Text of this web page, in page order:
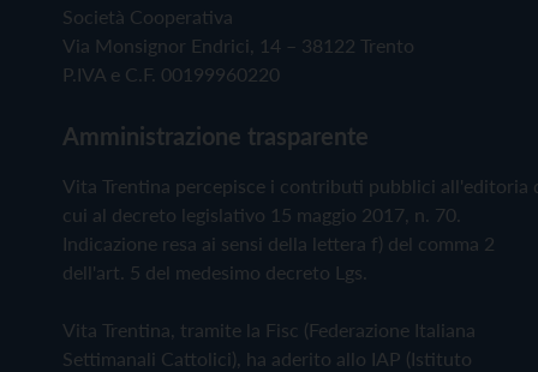
Società Cooperativa
Via Monsignor Endrici, 14 – 38122 Trento
P.IVA e C.F. 00199960220
Amministrazione trasparente
Vita Trentina percepisce i contributi pubblici all'editoria
cui al decreto legislativo 15 maggio 2017, n. 70.
Indicazione resa ai sensi della lettera f) del comma 2
dell'art. 5 del medesimo decreto Lgs.
Vita Trentina, tramite la Fisc (Federazione Italiana
Settimanali Cattolici), ha aderito allo IAP (Istituto